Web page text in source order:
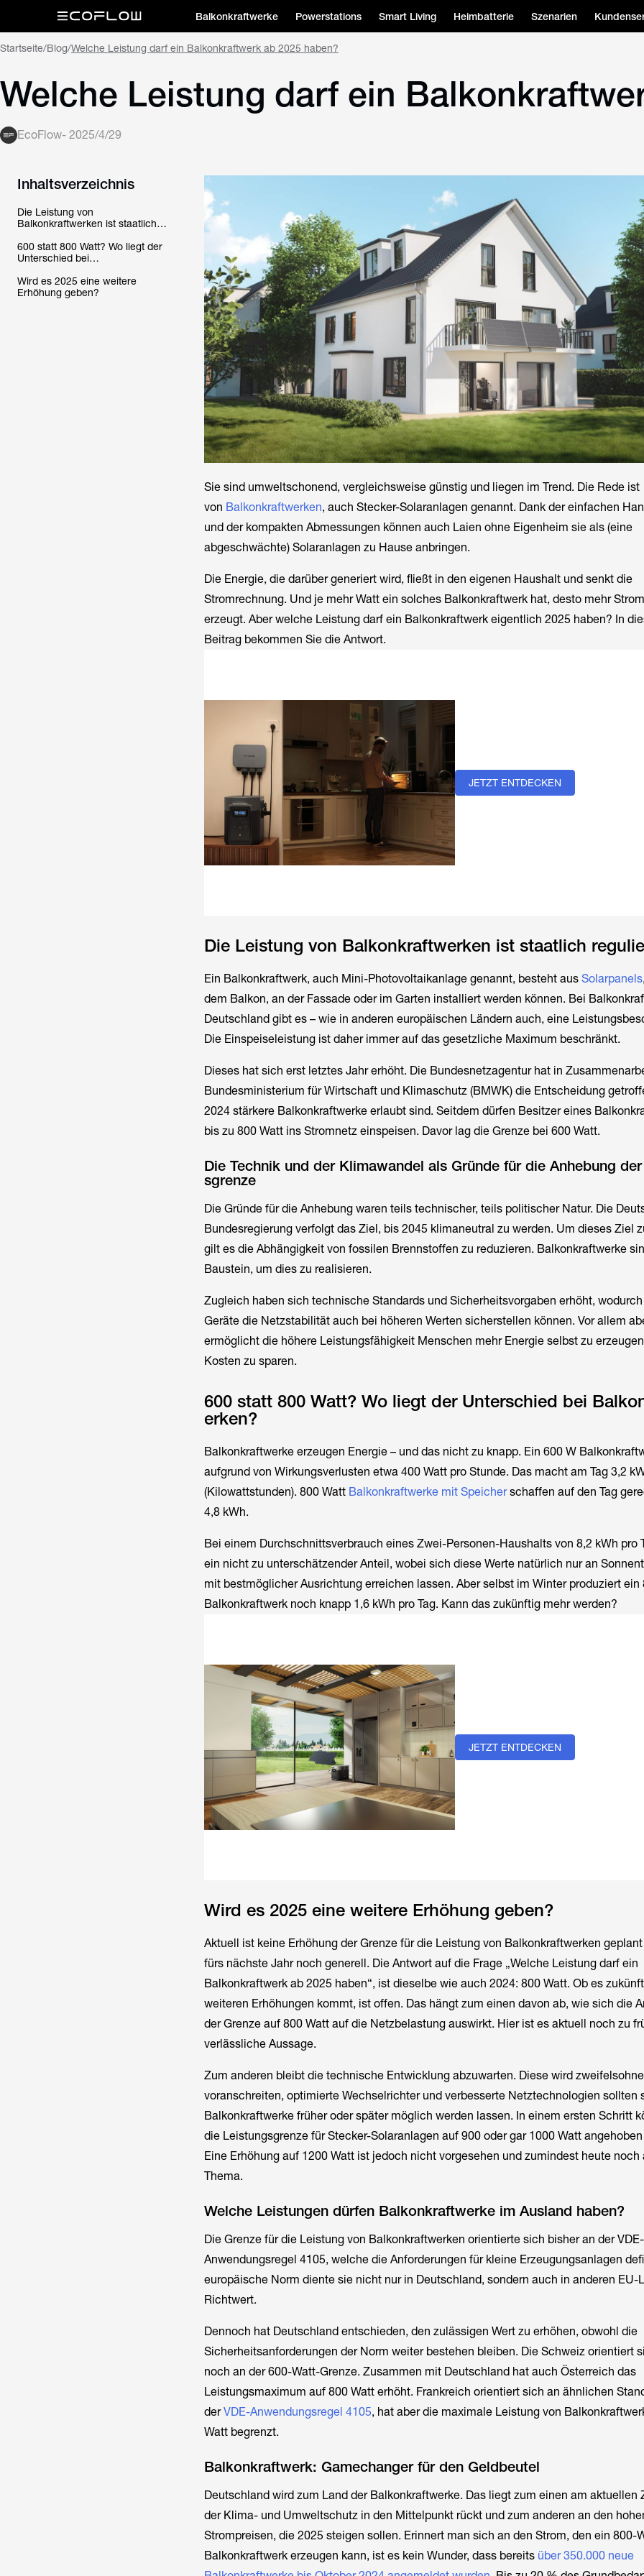
Balkonkraftwerke Powerstations Smart Living Heimbatterie Szenarien
Startseite/Blog/Welche Leistung darf ein Balkonkraftwerk ab 2025 haben?
Welche Leistung darf ein
EcoFlow- 2025/4/29
Inhaltsverzeichnis
Die Leistung von
Balkonkraftwerken ist staatlich
600 statt 800 Watt? Wo liegt der
Unterschied bei
Wird es 2025 eine weitere
Erhöhung geben?
Sie sind umweltschonend, vergleichsweise günstig und liegen im Trend. Die Rede ist
von Balkonkraftwerken, auch Stecker-Solaranlagen genannt. Dank der einfachen
und der kompakten Abmessungen können auch Laien ohne Eigenheim sie als (eine
abgeschwächte) Solaranlagen zu Hause anbringen.
Die Energie, die darüber generiert wird, fließt in den eigenen Haushalt und senkt die
Stromrechnung. Und je mehr Watt ein solches Balkonkraftwerk hat, desto mehr
erzeugt. Aber welche Leistung darf ein Balkonkraftwerk eigentlich 2025 haben? In
Beitrag bekommen Sie die Antwort.
JETZT ENTDECKEN
Die Leistung von Balkonkraftwerken ist staatlich
Ein Balkonkraftwerk, auch Mini-Photovoltaikanlage genannt, besteht aus Solarpanels
dem Balkon, an der Fassade oder im Garten installiert werden können. Bei
Deutschland gibt es – wie in anderen europäischen Ländern auch, eine
Die Einspeiseleistung ist daher immer auf das gesetzliche Maximum beschränkt.
Dieses hat sich erst letztes Jahr erhöht. Die Bundesnetzagentur hat in
Bundesministerium für Wirtschaft und Klimaschutz (BMWK) die Entscheidung
2024 stärkere Balkonkraftwerke erlaubt sind. Seitdem dürfen Besitzer eines
bis zu 800 Watt ins Stromnetz einspeisen. Davor lag die Grenze bei 600 Watt.
Die Technik und der Klimawandel als Gründe für die Anhebung
sgrenze
Die Gründe für die Anhebung waren teils technischer, teils politischer Natur. Die
Bundesregierung verfolgt das Ziel, bis 2045 klimaneutral zu werden. Um dieses Ziel
gilt es die Abhängigkeit von fossilen Brennstoffen zu reduzieren. Balkonkraftwerke
Baustein, um dies zu realisieren.
Zugleich haben sich technische Standards und Sicherheitsvorgaben erhöht,
Geräte die Netzstabilität auch bei höheren Werten sicherstellen können. Vor allem
ermöglicht die höhere Leistungsfähigkeit Menschen mehr Energie selbst zu
Kosten zu sparen.
600 statt 800 Watt? Wo liegt der Unterschied bei
erken?
Balkonkraftwerke erzeugen Energie – und das nicht zu knapp. Ein 600 W
aufgrund von Wirkungsverlusten etwa 400 Watt pro Stunde. Das macht am Tag 3,2
(Kilowattstunden). 800 Watt Balkonkraftwerke mit Speicherschaffen auf den Tag
4,8 kWh.
Bei einem Durchschnittsverbrauch eines Zwei-Personen-Haushalts von 8,2 kWh pro
ein nicht zu unterschätzender Anteil, wobei sich diese Werte natürlich nur an
mit bestmöglicher Ausrichtung erreichen lassen. Aber selbst im Winter produziert ein
Balkonkraftwerk noch knapp 1,6 kWh pro Tag. Kann das zukünftig mehr werden?
JETZT ENTDECKEN
Wird es 2025 eine weitere Erhöhung geben?
Aktuell ist keine Erhöhung der Grenze für die Leistung von Balkonkraftwerken
fürs nächste Jahr noch generell. Die Antwort auf die Frage „Welche Leistung darf ein
Balkonkraftwerk ab 2025 haben“, ist dieselbe wie auch 2024: 800 Watt. Ob es
weiteren Erhöhungen kommt, ist offen. Das hängt zum einen davon ab, wie sich die
der Grenze auf 800 Watt auf die Netzbelastung auswirkt. Hier ist es aktuell noch zu
verlässliche Aussage.
Zum anderen bleibt die technische Entwicklung abzuwarten. Diese wird
voranschreiten, optimierte Wechselrichter und verbesserte Netztechnologien sollten
Balkonkraftwerke früher oder später möglich werden lassen. In einem ersten Schritt
die Leistungsgrenze für Stecker-Solaranlagen auf 900 oder gar 1000 Watt
Eine Erhöhung auf 1200 Watt ist jedoch nicht vorgesehen und zumindest heute noch
Thema.
Welche Leistungen dürfen Balkonkraftwerke im Ausland haben?
Die Grenze für die Leistung von Balkonkraftwerken orientierte sich bisher an der VDE-
Anwendungsregel 4105, welche die Anforderungen für kleine Erzeugungsanlagen
europäische Norm diente sie nicht nur in Deutschland, sondern auch in anderen EU-
Richtwert.
Dennoch hat Deutschland entschieden, den zulässigen Wert zu erhöhen, obwohl die
Sicherheitsanforderungen der Norm weiter bestehen bleiben. Die Schweiz orientiert
noch an der 600-Watt-Grenze. Zusammen mit Deutschland hat auch Österreich das
Leistungsmaximum auf 800 Watt erhöht. Frankreich orientiert sich an ähnlichen
derVDE-Anwendungsregel 4105, hat aber die maximale Leistung von
Watt begrenzt.
Balkonkraftwerk: Gamechanger für den Geldbeutel
Deutschland wird zum Land der Balkonkraftwerke. Das liegt zum einen am aktuellen
der Klima- und Umweltschutz in den Mittelpunkt rückt und zum anderen an den
Strompreisen, die 2025 steigen sollen. Erinnert man sich an den Strom, den ein 800-
Balkonkraftwerk erzeugen kann, ist es kein Wunder, dass bereits über 350.000 neue